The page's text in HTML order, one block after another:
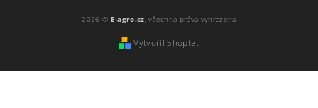
2026 © E-agro.cz, všechna práva vyhrazena
Vytvořil Shoptet